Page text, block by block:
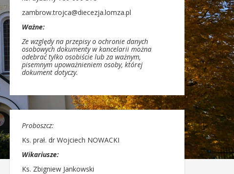
zambrow.trojca@diecezja.lomza.pl
Ważne:
Ze względy na przepisy o ochronie danych
osobowych dokumenty w kancelarii można
odebrać tylko osobiście lub za ważnym,
pisemnym upoważnieniem osoby, której
dokument dotyczy.
Proboszcz:
Ks. prał. dr Wojciech NOWACKI
Wikariusze:
Ks. Zbigniew Jankowski